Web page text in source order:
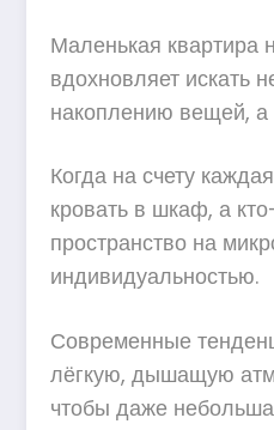
Маленькая квартира
вдохновляет искать
накоплению вещей, а
Когда на счету
кровать в шкаф, а
пространство на
индивидуальностью.
Современные
лёгкую, дышащую
чтобы даже